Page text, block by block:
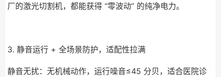
厂的激光切割机，都能获得 “零波动” 的纯净电力。
3. 静音运行 + 全场景防护，适配性拉满
静音无扰：无机械动作，运行噪音≤45 分贝，适合医院诊